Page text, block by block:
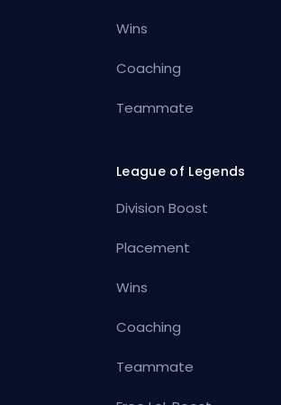
Wins
Coaching
Teammate
League of Legends
Division Boost
Placement
Wins
Coaching
Teammate